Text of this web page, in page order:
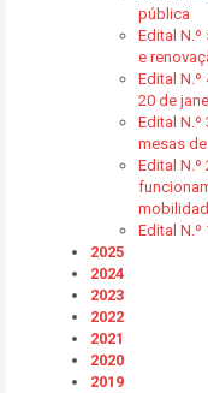
pública
Edital
e
Edital
20 de
Edital
mesas
Edital
Edital
2025
2024
2023
2022
2021
2020
2019